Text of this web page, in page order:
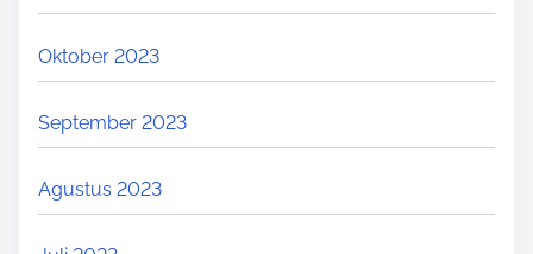
Oktober 2023
September 2023
Agustus 2023